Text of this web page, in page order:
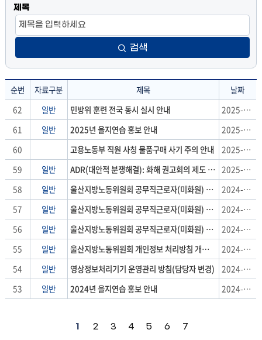
제목
검색
지
:
번,
자
분,
목,
날
순번 자료구분 제목
날짜
62
일반 민방위 훈련 전국 동시 실시 안내
2025-08-14
61
일반 2025년 을지연습 홍보 안내
2025-08-14
60
고용노동부 직원 사칭 물품구매 사기 주의 안내
2025-08-07
59
일반 ADR(대안적 분쟁해결): 화해 권고회의 제도 안내
2025-05-29
58
일반 울산지방노동위원회 공무직근로자(미화원) 채용시험 최종 합격자 및 예비 합격자 공고
2024-10-14
57
일반 울산지방노동위원회 공무직근로자(미화원) 채용시험 서류전형 합격자 발표 및 면접전형 공고
2024-10-02
56
일반 울산지방노동위원회 공무직근로자(미화원) 채용 공고
2024-09-09
55
일반 울산지방노동위원회 개인정보 처리방침 개정(2024. 8.22.) 알림
2024-08-23
54
일반 영상정보처리기기 운영관리 방침(담당자 변경)
2024-08-14
53
일반 2024년 을지연습 홍보 안내 2024-08-06
1 2 3 4 5 6 7